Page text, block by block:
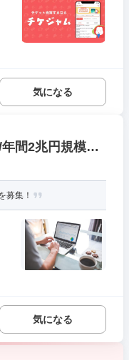
気になる
間2兆円規模の
募集！
気になる